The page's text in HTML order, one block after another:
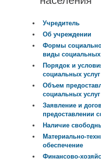
Учредитель
Об учреждении
Формы
виды социальных
Порядок и
социальных услуг
Объем
социальных услуг
Заявление и
предоставлении
Наличие
Материально-
обеспечение
Финансово-